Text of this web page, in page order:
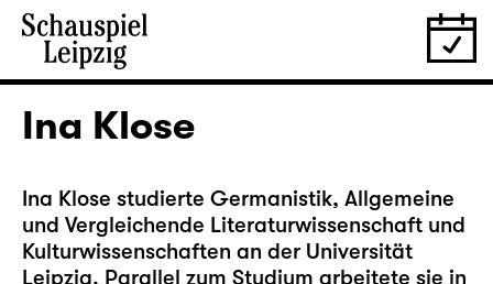
Ina Klose
Ina Klose studierte Germanistik, Allgemeine
und Vergleichende Literaturwissenschaft und
Kulturwissenschaften an der Universität
Leipzig. Parallel zum Studium arbeitete sie in